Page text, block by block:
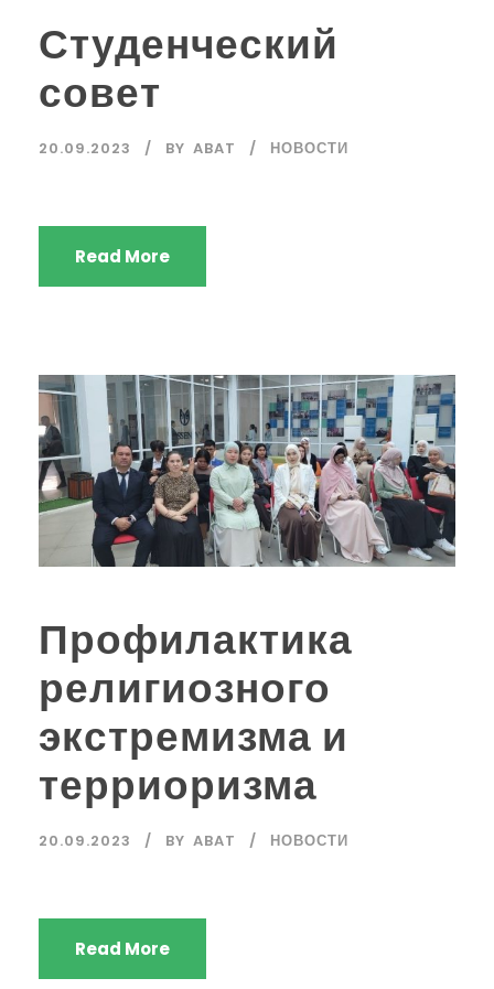
Студенческий
совет
20.09.2023 BY ABAT НОВОСТИ
Read More
Профилактика
религиозного
экстремизма и
терриоризма
20.09.2023 BY ABAT НОВОСТИ
Read More